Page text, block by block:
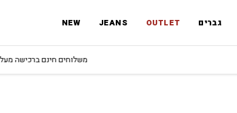
גברים OUTLET
JEANS
NEW